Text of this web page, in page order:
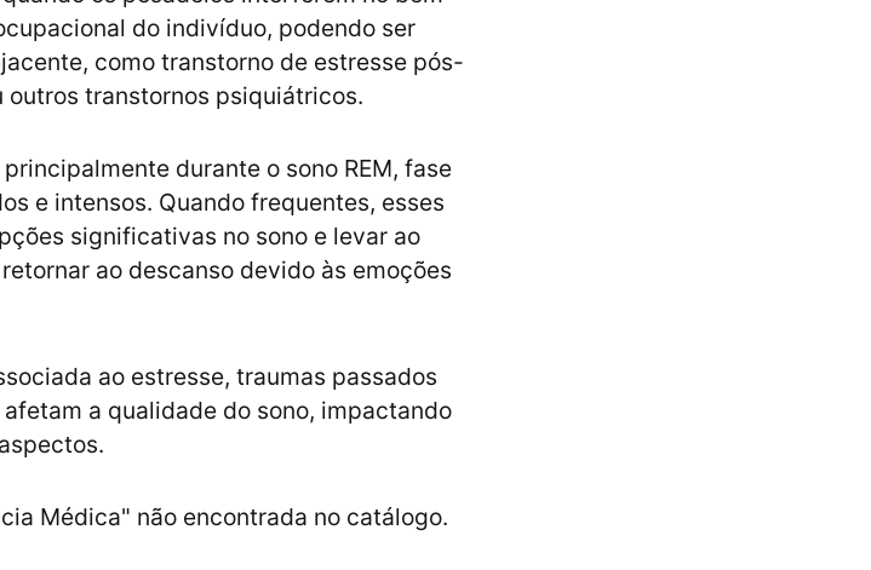
do indivíduo, podendo ser
como transtorno de estresse pós-
outros transtornos psiquiátricos.
durante o sono REM, fase
e intensos. Quando frequentes, esses
significativas no sono e levar ao
ao descanso devido às emoções
ao estresse, traumas passados
a qualidade do sono, impactando
Médica" não encontrada no catálogo.